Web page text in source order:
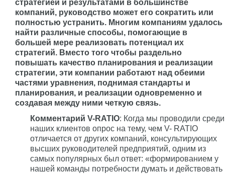
стратегией и результатами в большинстве
компаний, руководство может его сократить или
полностью устранить. Многим компаниям удалось
найти различные способы, помогающие в
большей мере реализовать потенциал их
стратегий. Вместо того чтобы раздельно
повышать качество планирования и реализации
стратегии, эти компании работают над обеими
частями уравнения, поднимая стандарты и
планирования, и реализации одновременно и
создавая между ними четкую связь.
Комментарий V-RATIO: Когда мы проводили среди
наших клиентов опрос на тему, чем V- RATIO
отличается от других компаний, консультирующих
высших руководителей предприятий, одним из
самых популярных был ответ: «формированием у
нашей команды потребности думать и действовать